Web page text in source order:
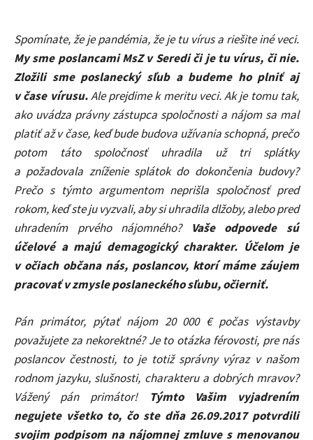
Spomínate, že je pandémia, že je tu vírus a riešite iné veci.
My sme poslancami MsZ v Seredi či je tu vírus, či nie.
Zložili sme poslanecký sľub a budeme ho plniť aj
v čase vírusu.Ale prejdime k meritu veci. Ak je tomu tak,
ako uvádza právny zástupca spoločnosti a nájom sa mal
platiť až v čase, keď bude budova užívania schopná, prečo
potom táto spoločnosť uhradila už tri splátky
a požadovala zníženie splátok do dokončenia budovy?
Prečo s týmto argumentom neprišla spoločnosť pred
rokom, keď ste ju vyzvali, aby si uhradila dlžoby, alebo pred
uhradením prvého nájomného? Vaše odpovede sú
účelové a majú demagogický charakter. Účelom je
v očiach občana nás, poslancov, ktorí máme záujem
pracovať v zmysle poslaneckého sľubu, očierniť.
Pán primátor, pýtať nájom 20 000 € počas výstavby
považujete za nekorektné? Je to otázka férovosti, pre nás
poslancov čestnosti, to je totiž správny výraz v našom
rodnom jazyku, slušnosti, charakteru a dobrých mravov?
Vážený pán primátor!
Týmto Vašim vyjadrením
negujete všetko to, čo ste dňa 26.09.2017 potvrdili
svojim podpisom na nájomnej zmluve s menovanou